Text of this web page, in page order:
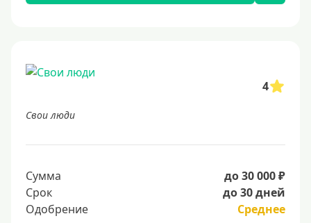
4
Свои люди
Сумма
до 30 000 ₽
Срок
до 30 дней
Одобрение
Среднее